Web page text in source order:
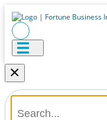
×